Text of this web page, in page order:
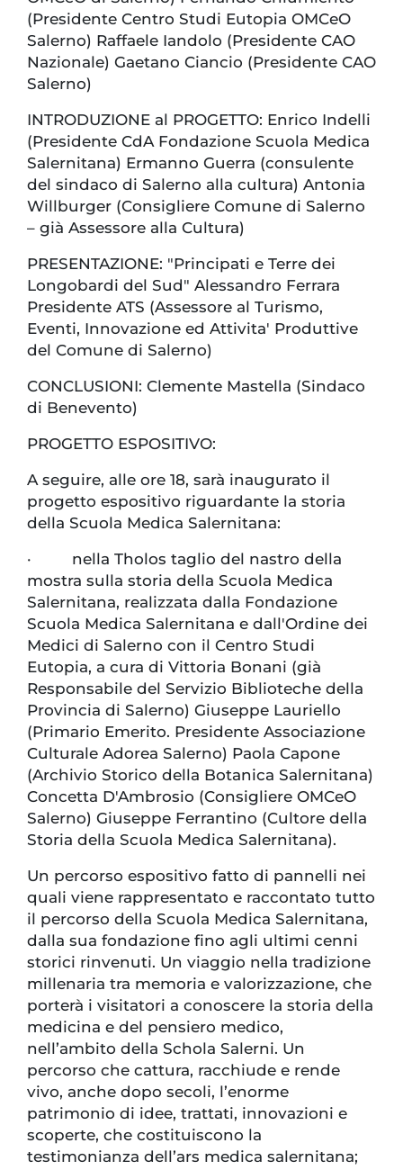
(Presidente Centro Studi Eutopia OMCeO
Salerno) Raffaele Iandolo (Presidente CAO
Nazionale) Gaetano Ciancio (Presidente CAO
Salerno)
INTRODUZIONE al PROGETTO: Enrico Indelli
(Presidente CdA Fondazione Scuola Medica
Salernitana) Ermanno Guerra (consulente
del sindaco di Salerno alla cultura) Antonia
Willburger (Consigliere Comune di Salerno
– già Assessore alla Cultura)
PRESENTAZIONE: "Principati e Terre dei
Longobardi del Sud" Alessandro Ferrara
Presidente ATS (Assessore al Turismo,
Eventi, Innovazione ed Attivita' Produttive
del Comune di Salerno)
CONCLUSIONI: Clemente Mastella (Sindaco
di Benevento)
PROGETTO ESPOSITIVO:
A seguire, alle ore 18, sarà inaugurato il
progetto espositivo riguardante la storia
della Scuola Medica Salernitana:
· nella Tholos taglio del nastro della
mostra sulla storia della Scuola Medica
Salernitana, realizzata dalla Fondazione
Scuola Medica Salernitana e dall'Ordine dei
Medici di Salerno con il Centro Studi
Eutopia, a cura di Vittoria Bonani (già
Responsabile del Servizio Biblioteche della
Provincia di Salerno) Giuseppe Lauriello
(Primario Emerito. Presidente Associazione
Culturale Adorea Salerno) Paola Capone
(Archivio Storico della Botanica Salernitana)
Concetta D'Ambrosio (Consigliere OMCeO
Salerno) Giuseppe Ferrantino (Cultore della
Storia della Scuola Medica Salernitana).
Un percorso espositivo fatto di pannelli nei
quali viene rappresentato e raccontato tutto
il percorso della Scuola Medica Salernitana,
dalla sua fondazione fino agli ultimi cenni
storici rinvenuti. Un viaggio nella tradizione
millenaria tra memoria e valorizzazione, che
porterà i visitatori a conoscere la storia della
medicina e del pensiero medico,
nell’ambito della Schola Salerni. Un
percorso che cattura, racchiude e rende
vivo, anche dopo secoli, l’enorme
patrimonio di idee, trattati, innovazioni e
scoperte, che costituiscono la
testimonianza dell’ars medica salernitana;